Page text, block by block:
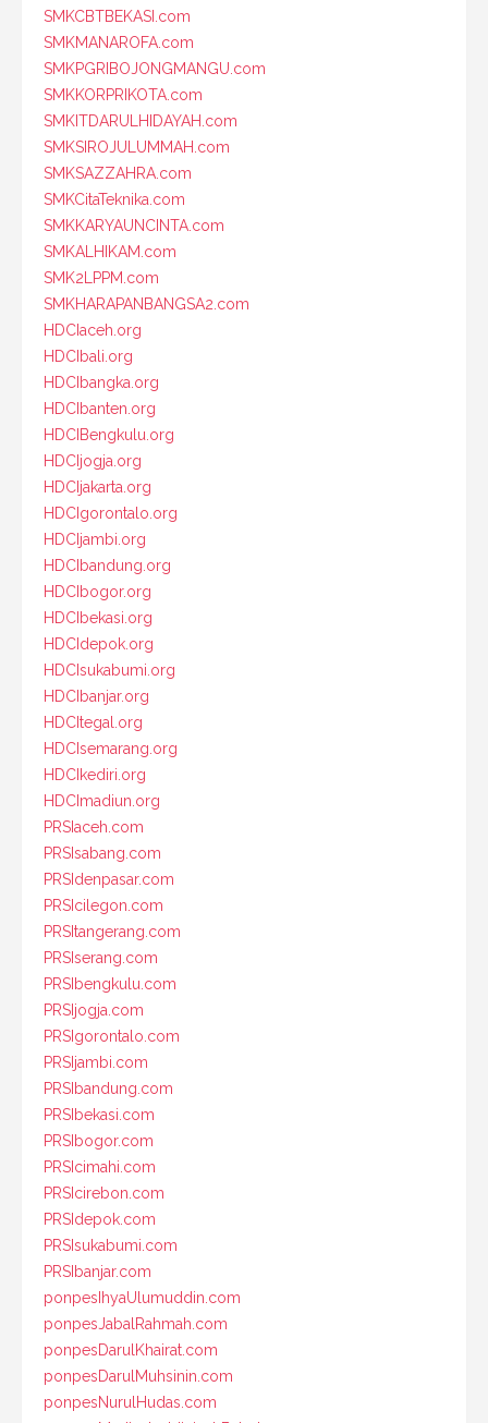
SMKCBTBEKASI.com
SMKMANAROFA.com
SMKPGRIBOJONGMANGU.com
SMKKORPRIKOTA.com
SMKITDARULHIDAYAH.com
SMKSIROJULUMMAH.com
SMKSAZZAHRA.com
SMKCitaTeknika.com
SMKKARYAUNCINTA.com
SMKALHIKAM.com
SMK2LPPM.com
SMKHARAPANBANGSA2.com
HDCIaceh.org
HDCIbali.org
HDCIbangka.org
HDCIbanten.org
HDCIBengkulu.org
HDCIjogja.org
HDCIjakarta.org
HDCIgorontalo.org
HDCIjambi.org
HDCIbandung.org
HDCIbogor.org
HDCIbekasi.org
HDCIdepok.org
HDCIsukabumi.org
HDCIbanjar.org
HDCItegal.org
HDCIsemarang.org
HDCIkediri.org
HDCImadiun.org
PRSIaceh.com
PRSIsabang.com
PRSIdenpasar.com
PRSIcilegon.com
PRSItangerang.com
PRSIserang.com
PRSIbengkulu.com
PRSIjogja.com
PRSIgorontalo.com
PRSIjambi.com
PRSIbandung.com
PRSIbekasi.com
PRSIbogor.com
PRSIcimahi.com
PRSIcirebon.com
PRSIdepok.com
PRSIsukabumi.com
PRSIbanjar.com
ponpesIhyaUlumuddin.com
ponpesJabalRahmah.com
ponpesDarulKhairat.com
ponpesDarulMuhsinin.com
ponpesNurulHudas.com